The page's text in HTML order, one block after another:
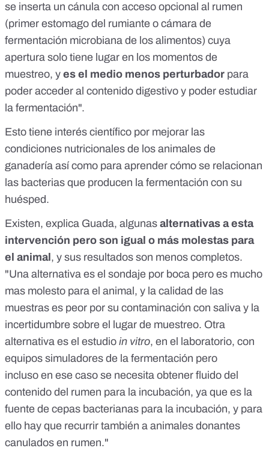
se inserta un cánula con acceso opcional al rumen
(primer estomago del rumiante o cámara de
fermentación microbiana de los alimentos) cuya
apertura solo tiene lugar en los momentos de
muestreo, y es el medio menos perturbador para
poder acceder al contenido digestivo y poder estudiar
la fermentación".
Esto tiene interés científico por mejorar las
condiciones nutricionales de los animales de
ganadería así como para aprender cómo se relacionan
las bacterias que producen la fermentación con su
huésped.
Existen, explica Guada, algunas alternativas a esta
intervención pero son igual o más molestas para
el animal , y sus resultados son menos completos.
"Una alternativa es el sondaje por boca pero es mucho
mas molesto para el animal, y la calidad de las
muestras es peor por su contaminación con saliva y la
incertidumbre sobre el lugar de muestreo. Otra
alternativa es el estudio in vitro, en el laboratorio, con
equipos simuladores de la fermentación pero
incluso en ese caso se necesita obtener fluido del
contenido del rumen para la incubación, ya que es la
fuente de cepas bacterianas para la incubación, y para
ello hay que recurrir también a animales donantes
canulados en rumen."